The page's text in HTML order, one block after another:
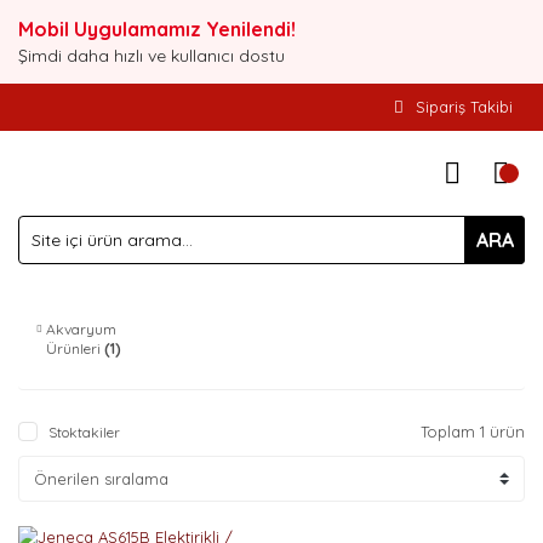
Mobil Uygulamamız Yenilendi!
Şimdi daha hızlı ve kullanıcı dostu
Sipariş Takibi
ARA
Akvaryum
Ürünleri (1)
Stoktakiler Toplam 1 ürün